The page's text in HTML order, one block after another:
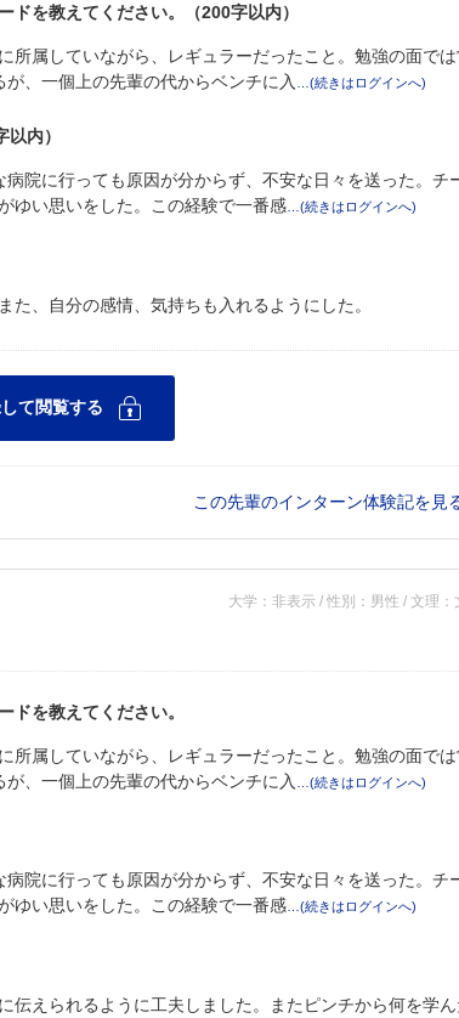
を教えてください。（200字以内）
属していながら、レギュラーだったこと。勉強の面では
、一個上の先輩の代からベンチに入
内）
院に行っても原因が分からず、不安な日々を送った。チ
ゆい思いをした。この経験で一番感
、自分の感情、気持ちも入れるようにした。
この先輩のインターン体験記を見
大学：非表示 / 性別：男性 / 文理：
ドを教えてください。
属していながら、レギュラーだったこと。勉強の面では
、一個上の先輩の代からベンチに入
院に行っても原因が分からず、不安な日々を送った。チ
ゆい思いをした。この経験で一番感
伝えられるように工夫しました。またピンチから何を学